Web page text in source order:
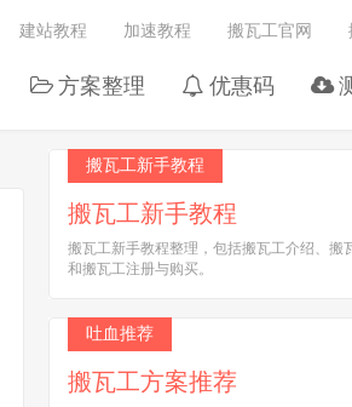
方案整理 优惠码
建站教程 加速教程 搬瓦工官网
搬瓦工新手教程
搬瓦工新手教程
搬瓦工新手教程整理，包括搬瓦工介绍、搬
和搬瓦工注册与购买。
吐血推荐
搬瓦工方案推荐